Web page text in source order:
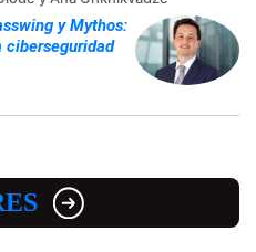
y Mythos:
ciberseguridad